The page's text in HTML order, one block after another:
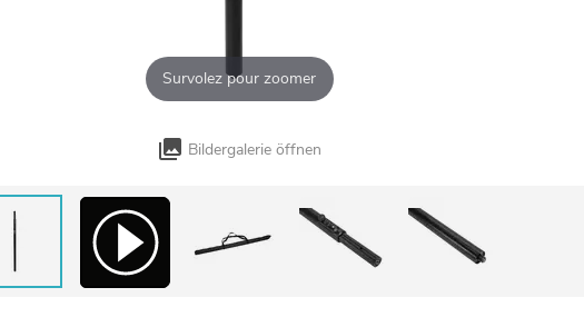
Survolez pour zoomer
Bildergalerie öffnen